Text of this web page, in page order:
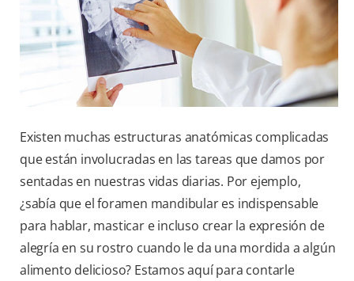
CUPONES
DO (ES)
SUSCRÍBASE
Existen muchas estructuras anatómicas complicadas
que están involucradas en las tareas que damos por
sentadas en nuestras vidas diarias. Por ejemplo,
¿sabía que el foramen mandibular es indispensable
para hablar, masticar e incluso crear la expresión de
alegría en su rostro cuando le da una mordida a algún
alimento delicioso? Estamos aquí para contarle